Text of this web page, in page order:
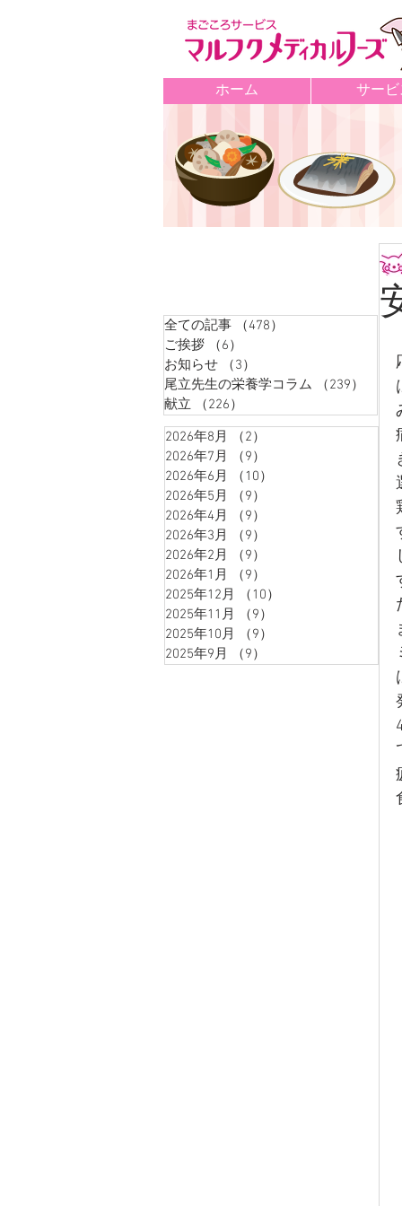
ホーム サー
全ての記事 （478）
ご挨拶
（6）
お知らせ
（3）
尾立先生の栄養学コラム
（239）
239
献立
（226）
2026年8月
（2）
2026年7月
（9）
2026年6月
（10）
2026年5月
（9）
2026年4月
（9）
2026年3月
（9）
2026年2月
（9）
2026年1月
（9）
2025年12月
（10）
2025年11月
（9）
2025年10月
（9）
2025年9月
（9）